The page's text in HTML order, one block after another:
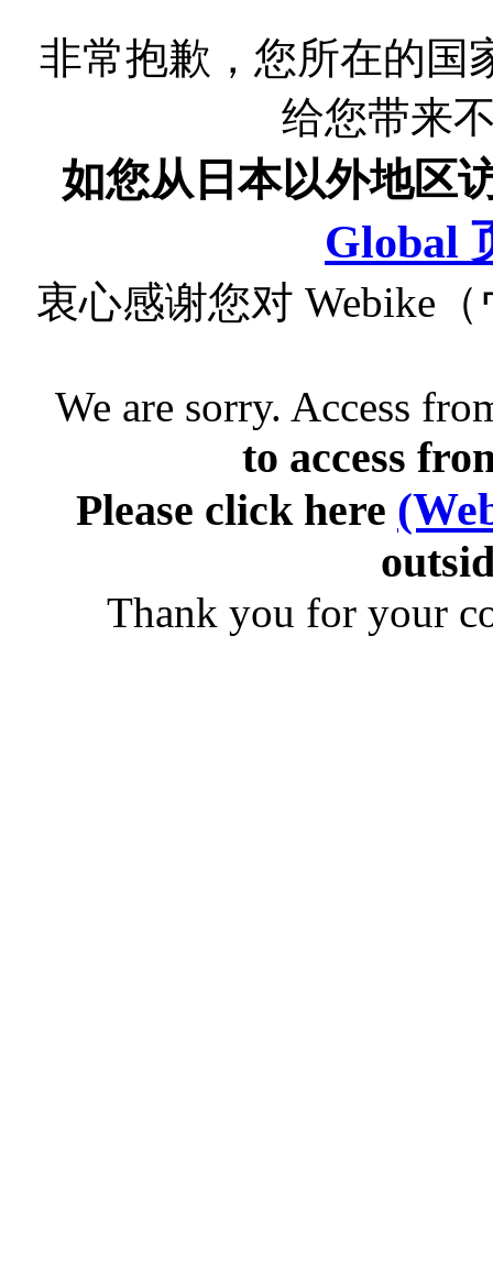
非常抱歉，您所在的国
给您带来
如您从日本以外地区
Global
衷心感谢您对 Webike
We are sorry. Access
to access
Please click here
Thank you for your